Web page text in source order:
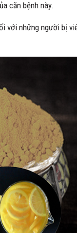
căn bệnh này.
với những người bị